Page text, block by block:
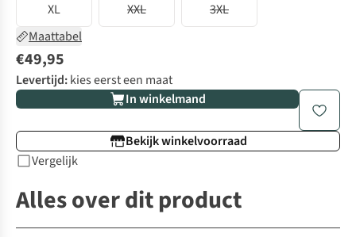
XL XXL
3XL
Maattabel
€49,95
Levertijd:kies eerst een maat
In winkelmand
Bekijk winkelvoorraad
Vergelijk
Alles over dit product